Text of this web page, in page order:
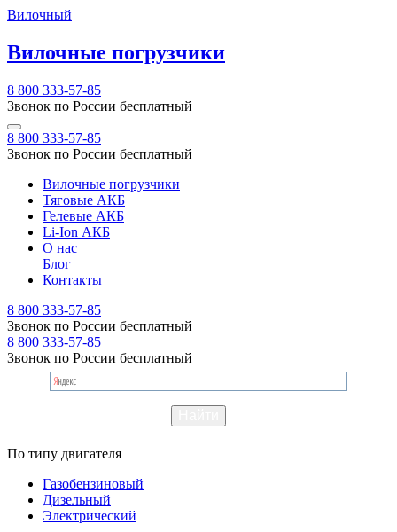
Вилочный
Вилочные погрузчики
8 800 333-57-85
Звонок по России бесплатный
8 800 333-57-85
Звонок по России бесплатный
Вилочные погрузчики
Тяговые АКБ
Гелевые АКБ
Li-Ion АКБ
О нас
Блог
Контакты
8 800 333-57-85
Звонок по России бесплатный
8 800 333-57-85
Звонок по России бесплатный
По типу двигателя
Газобензиновый
Дизельный
Электрический